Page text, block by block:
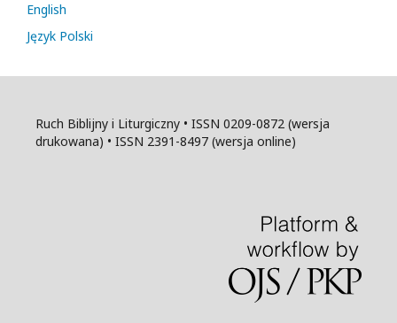
English
Język Polski
Ruch Biblijny i Liturgiczny • ISSN 0209-0872 (wersja
drukowana) • ISSN 2391-8497 (wersja online)